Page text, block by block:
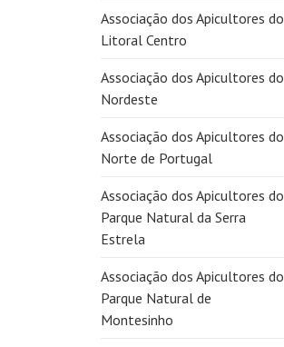
Associação dos Apicultores do
Litoral Centro
Associação dos Apicultores do
Nordeste
Associação dos Apicultores do
Norte de Portugal
Associação dos Apicultores do
Parque Natural da Serra
Estrela
Associação dos Apicultores do
Parque Natural de
Montesinho